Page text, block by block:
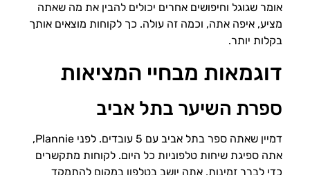
אומר שגוגל וחיפושים אחרים יכולים להבין את מה שאתה
מציע, איפה אתה, וכמה זה עולה. כך לקוחות מוצאים אותך
בקלות יותר.
דוגמאות מבחיי המציאות
ספרת השיער בתל אביב
דמיין שאתה ספר בתל אביב עם 5 עובדים. לפני Plannie,
אתה ספיגת שיחות טלפוניות כל היום. לקוחות מתקשרים
כדי לברר זמינות, אתה יושב בטלפון במקום להתמקד